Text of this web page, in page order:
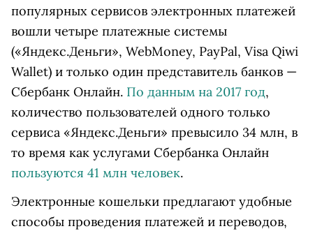
популярных сервисов электронных платежей
вошли четыре платежные системы
(«Яндекс.Деньги», WebMoney, PayPal, Visa Qiwi
Wallet) и только один представитель банков —
Сбербанк Онлайн. По данным на 2017 год,
количество пользователей одного только
сервиса «Яндекс.Деньги» превысило 34 млн, в
то время как услугами Сбербанка Онлайн
пользуются 41 млн человек.
Электронные кошельки предлагают удобные
способы проведения платежей и переводов,